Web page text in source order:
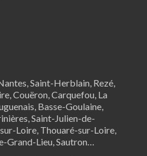
,Saint-Herblain, Rezé,
Couëron,Carquefou, La
, Basse-Goulaine,
,Saint-Julien-de-
Loire, Thouaré-sur-Loire,
Grand-Lieu, Sautron…